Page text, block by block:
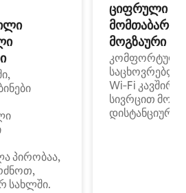
პირობაა,
სახლში.
ციფრული
მოგზაური
კომფორტული
Wi‑Fi
სივრცით
დისტანციური